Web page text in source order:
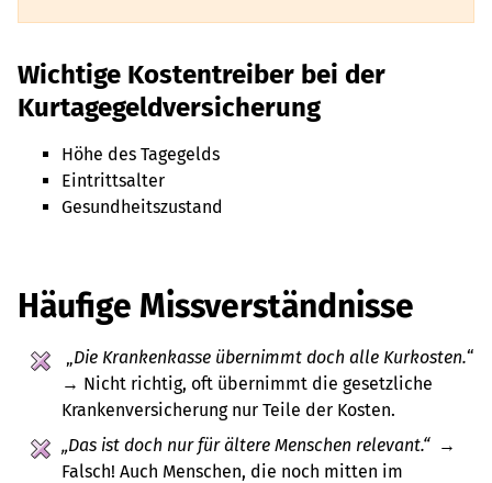
Wichtige Kostentreiber bei der
Kurtagegeldversicherung
Höhe des Tagegelds
Eintrittsalter
Gesundheitszustand
Häufige Missverständnisse
„Die Krankenkasse übernimmt doch alle Kurkosten.“
→ Nicht richtig, oft übernimmt die gesetzliche
Krankenversicherung nur Teile der Kosten.
„Das ist doch nur für ältere Menschen relevant.“ →
Falsch! Auch Menschen, die noch mitten im